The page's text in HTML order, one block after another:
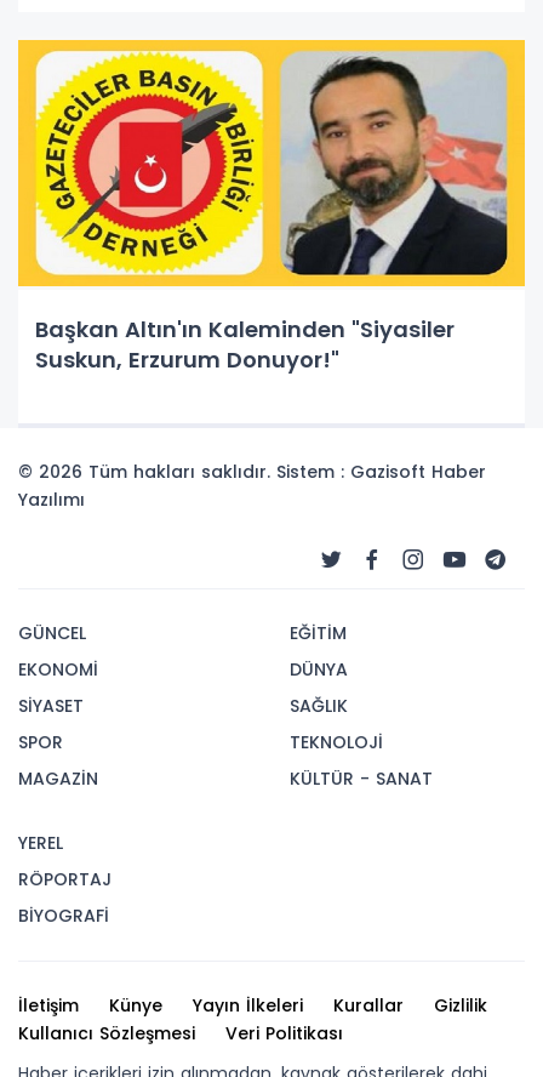
Başkan Altın'ın Kaleminden "Siyasiler
Suskun, Erzurum Donuyor!"
© 2026 Tüm hakları saklıdır. Sistem : Gazisoft Haber
Yazılımı
GÜNCEL
EKONOMİ
SİYASET
SPOR
MAGAZİN
EĞİTİM
DÜNYA
SAĞLIK
TEKNOLOJİ
KÜLTÜR - SANAT
YEREL
RÖPORTAJ
BİYOGRAFİ
İletişim Künye Yayın İlkeleri Kurallar
Gizlilik
Kullanıcı Sözleşmesi
Veri Politikası